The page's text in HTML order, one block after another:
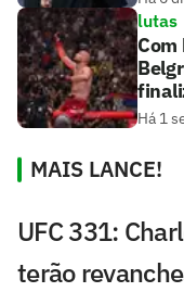
lutas
Com
Há 1
MAIS LANCE!
UFC 331:
terão